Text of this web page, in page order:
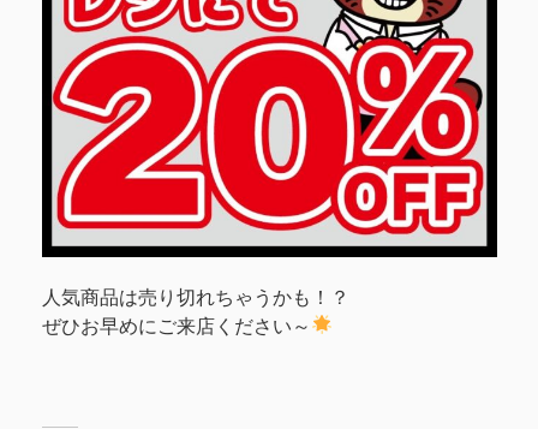
人気商品は売り切れちゃうかも！？
ぜひお早めにご来店ください～